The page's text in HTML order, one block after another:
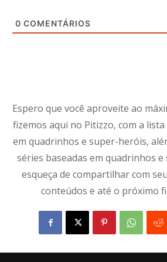
0 COMENTÁRIOS
Espero que você aproveite ao
fizemos aqui no Pitizzo, com a
em quadrinhos e super-heróis,
séries baseadas em quadrinhos
esqueça de compartilhar com
conteúdos e até o próximo